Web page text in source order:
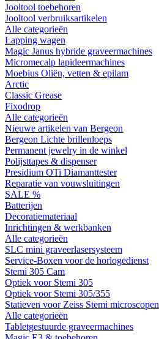
Jooltool toebehoren
Jooltool verbruiksartikelen
Alle categorieën
Lapping wagen
Magic Janus hybride graveermachines
Micromecalp lapideermachines
Moebius Oliën, vetten & epilam
Arctic
Classic Grease
Fixodrop
Alle categorieën
Nieuwe artikelen van Bergeon
Bergeon Lichte brillenloeps
Permanent jewelry in de winkel
Polijsttapes & dispenser
Presidium OTi Diamanttester
Reparatie van vouwsluitingen
SALE %
Batterijen
Decoratiemateriaal
Inrichtingen & werkbanken
Alle categorieën
SLC mini graveerlasersysteem
Service-Boxen voor de horlogedienst
Stemi 305 Cam
Optiek voor Stemi 305
Optiek voor Stemi 305/355
Statieven voor Zeiss Stemi microscopen
Alle categorieën
Tabletgestuurde graveermachines